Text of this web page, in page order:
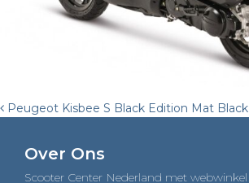
Post
navigation
Peugeot Kisbee S Black Edition Mat Black
Over Ons
Scooter Center Nederland met webwinkel